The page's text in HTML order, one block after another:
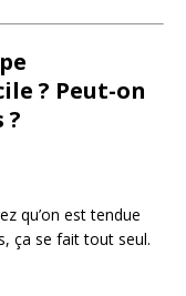
? Peut-on
?
qu’on est tendue
ça se fait tout seul.